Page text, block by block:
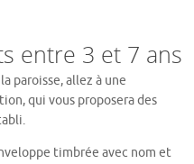
entre 3 et 7 ans
paroisse, allez à une
qui vous proposera des
timbrée avec nom et